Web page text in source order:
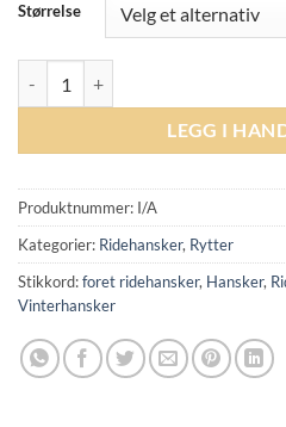
Størrelse
LEGG I
Produktnummer: I/A
Kategorier: Ridehansker, Rytter
Stikkord:foret ridehansker, Hansker,
Vinterhansker